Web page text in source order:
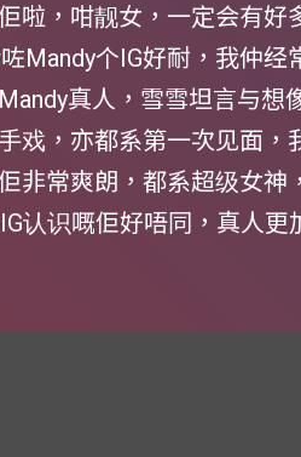
啦，咁靓女，一定会有好
Mandy个IG好耐，我仲经
真人，雪雪坦言与想
戏，亦都系第一次见面，
非常爽朗，都系超级女神
认识嘅佢好唔同，真人更